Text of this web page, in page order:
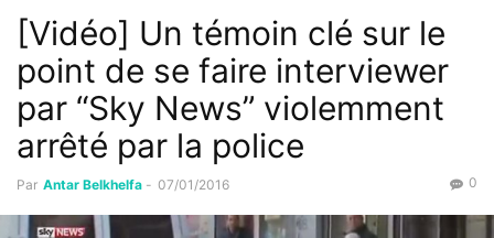
[Vidéo] Un témoin clé sur le
point de se faire interviewer
par “Sky News” violemment
arrêté par la police
Par Antar Belkhelfa - 07/01/2016 0